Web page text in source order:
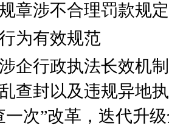
章涉不合理罚款规
有效规范
行政执法长效机制
查封以及违规异地
一次”改革，迭代升